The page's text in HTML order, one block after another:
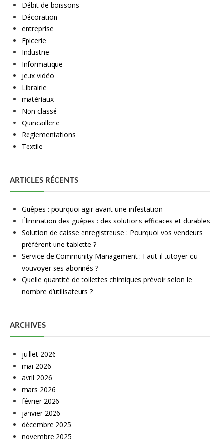
Débit de boissons
Décoration
entreprise
Epicerie
Industrie
Informatique
Jeux vidéo
Librairie
matériaux
Non classé
Quincaillerie
Règlementations
Textile
ARTICLES RÉCENTS
Guêpes : pourquoi agir avant une infestation
Élimination des guêpes : des solutions efficaces et durables
Solution de caisse enregistreuse : Pourquoi vos vendeurs
préfèrent une tablette ?
Service de Community Management : Faut-il tutoyer ou
vouvoyer ses abonnés ?
Quelle quantité de toilettes chimiques prévoir selon le
nombre d’utilisateurs ?
ARCHIVES
juillet 2026
mai 2026
avril 2026
mars 2026
février 2026
janvier 2026
décembre 2025
novembre 2025